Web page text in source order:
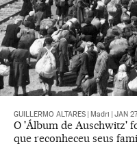
GUILLERMO ALTARES Madri JAN
O 'Álbum de Auschwitz'
que reconheceu seus